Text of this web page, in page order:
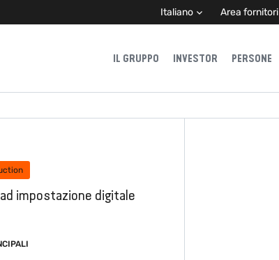
Italiano Area fornitori
IL GRUPPO INVESTOR PERSONE
impostazione digitale